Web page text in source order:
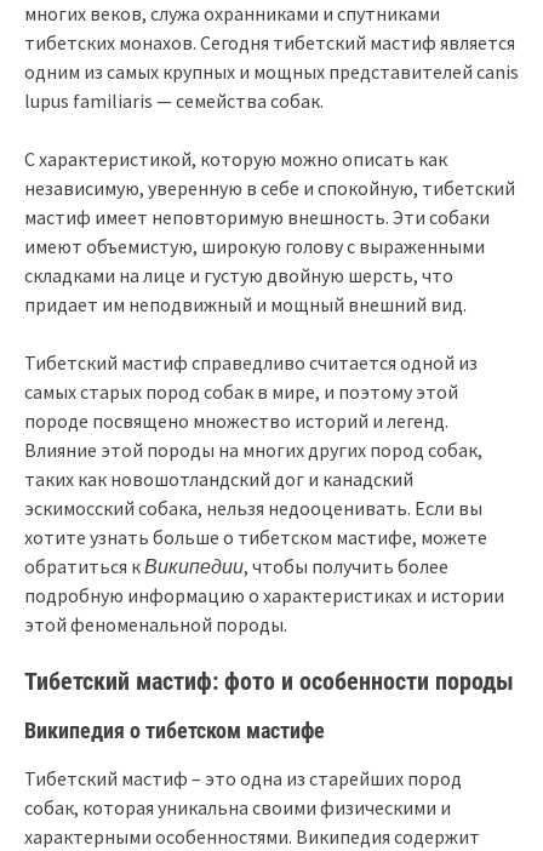
многих веков, служа охранниками и спутниками
тибетских монахов. Сегодня тибетский мастиф является
одним из самых крупных и мощных представителей canis
lupus familiaris — семейства собак.
С характеристикой, которую можно описать как
независимую, уверенную в себе и спокойную, тибетский
мастиф имеет неповторимую внешность. Эти собаки
имеют объемистую, широкую голову с выраженными
складками на лице и густую двойную шерсть, что
придает им неподвижный и мощный внешний вид.
Тибетский мастиф справедливо считается одной из
самых старых пород собак в мире, и поэтому этой
породе посвящено множество историй и легенд.
Влияние этой породы на многих других пород собак,
таких как новошотландский дог и канадский
эскимосский собака, нельзя недооценивать. Если вы
хотите узнать больше о тибетском мастифе, можете
обратиться кВикипедии, чтобы получить более
подробную информацию о характеристиках и истории
этой феноменальной породы.
Тибетский мастиф: фото и особенности породы
Википедия о тибетском мастифе
Тибетский мастиф – это одна из старейших пород
собак, которая уникальна своими физическими и
характерными особенностями. Википедия содержит